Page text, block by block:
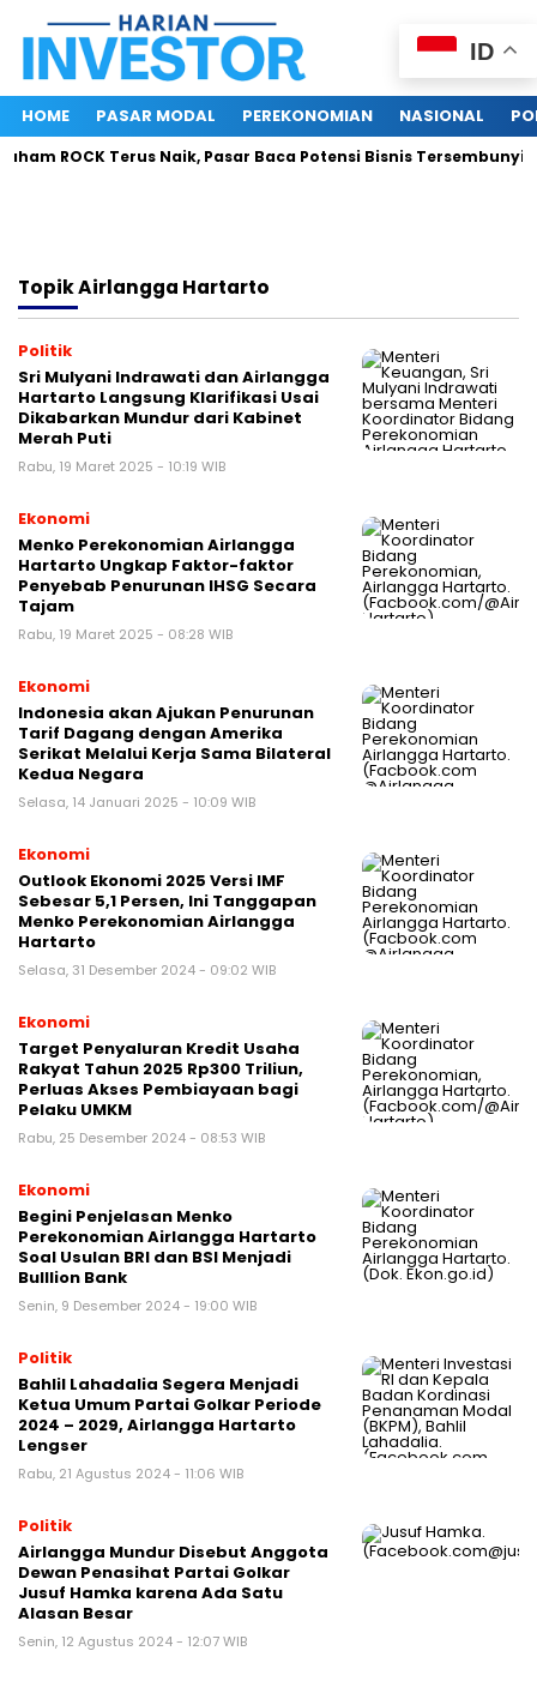
HOME PASAR MODAL PEREKONOMIAN NASIONAL
ROCK Terus Naik, Pasar Baca Potensi Bisnis Tersembunyi
TopikAirlangga Hartarto
Politik
Sri Mulyani Indrawati dan Airlangga
Hartarto Langsung Klarifikasi Usai
Dikabarkan Mundur dari Kabinet
Merah Puti
Rabu, 19 Maret 2025 - 10:19 WIB
Ekonomi
Menko Perekonomian Airlangga
Hartarto Ungkap Faktor-faktor
Penyebab Penurunan IHSG Secara
Tajam
Rabu, 19 Maret 2025 - 08:28 WIB
Ekonomi
Indonesia akan Ajukan Penurunan
Tarif Dagang dengan Amerika
Serikat Melalui Kerja Sama Bilateral
Kedua Negara
Selasa, 14 Januari 2025 - 10:09 WIB
Ekonomi
Outlook Ekonomi 2025 Versi IMF
Sebesar 5,1 Persen, Ini Tanggapan
Menko Perekonomian Airlangga
Hartarto
Selasa, 31 Desember 2024 - 09:02 WIB
Ekonomi
Target Penyaluran Kredit Usaha
Rakyat Tahun 2025 Rp300 Triliun,
Perluas Akses Pembiayaan bagi
Pelaku UMKM
Rabu, 25 Desember 2024 - 08:53 WIB
Ekonomi
Begini Penjelasan Menko
Perekonomian Airlangga Hartarto
Soal Usulan BRI dan BSI Menjadi
Bulllion Bank
Senin, 9 Desember 2024 - 19:00 WIB
Politik
Bahlil Lahadalia Segera Menjadi
Ketua Umum Partai Golkar Periode
2024 – 2029, Airlangga Hartarto
Lengser
Rabu, 21 Agustus 2024 - 11:06 WIB
Politik
Airlangga Mundur Disebut Anggota
Dewan Penasihat Partai Golkar
Jusuf Hamka karena Ada Satu
Alasan Besar
Senin, 12 Agustus 2024 - 12:07 WIB
ID